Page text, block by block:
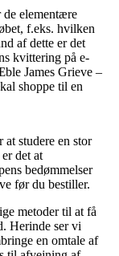
elementære
f.eks. hvilken
af dette er det
kvittering på e-
James Grieve –
shoppe til en
studere en stor
det at
bedømmelser
før du bestiller.
metoder til at få
Herinde ser vi
en omtale af